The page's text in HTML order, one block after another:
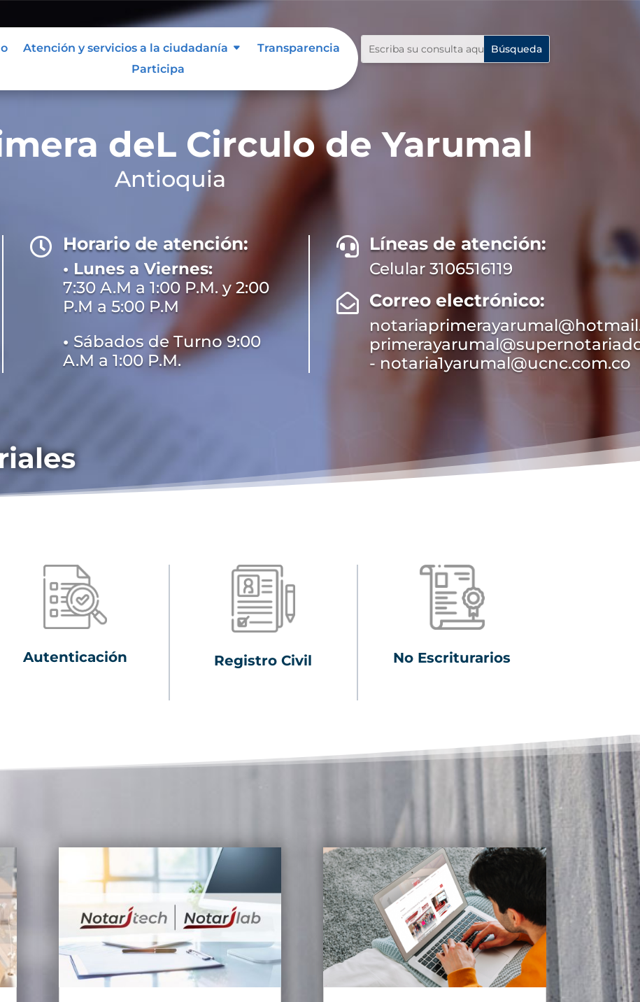
Atención y servicios a la ciudadanía
Transparencia
Participa
deL Circulo de Yarumal
Antioquia
 Horario de atención:
• Lunes a Viernes:
7:30 A.M a 1:00 P.M. y 2:00
P.M a 5:00 P.M
• Sábados de Turno 9:00
A.M a 1:00 P.M.
 Líneas de atención:
Celular 3106516119
 Correo electrónico:
- notaria1yarumal@ucnc.com.co
Autenticación Registro Civil No Escriturarios